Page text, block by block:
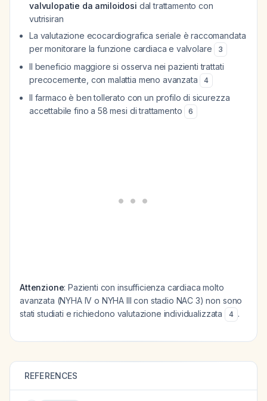
valvulopatie da amiloidosi dal trattamento con
vutrisiran
La valutazione ecocardiografica seriale è raccomandata
per monitorare la funzione cardiaca e valvolare
3
Il beneficio maggiore si osserva nei pazienti trattati
precocemente, con malattia meno avanzata
4
Il farmaco è ben tollerato con un profilo di sicurezza
accettabile fino a 58 mesi di trattamento
6
Attenzione: Pazienti con insufficienza cardiaca molto
avanzata (NYHA IV o NYHA III con stadio NAC 3) non sono
stati studiati e richiedono valutazione individualizzata
4 .
REFERENCES